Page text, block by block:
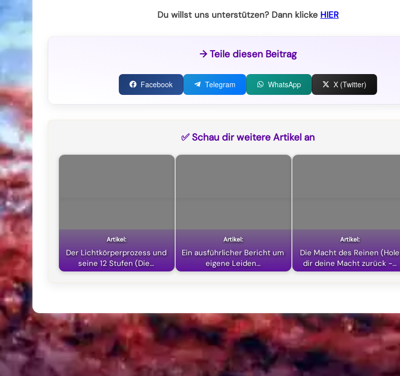
Du willst uns unterstützen? Dann klicke HIER
→ Teile diesen Beitrag
Facebook Telegram WhatsApp X (Twitter)
✅ Schau dir weitere Artikel an
Der Lichtkörperprozess und
seine 12 Stufen (Die…
Ein ausführlicher Bericht um
eigene Leiden…
Die Macht des Reinen (Hole
dir deine Macht zurück -…